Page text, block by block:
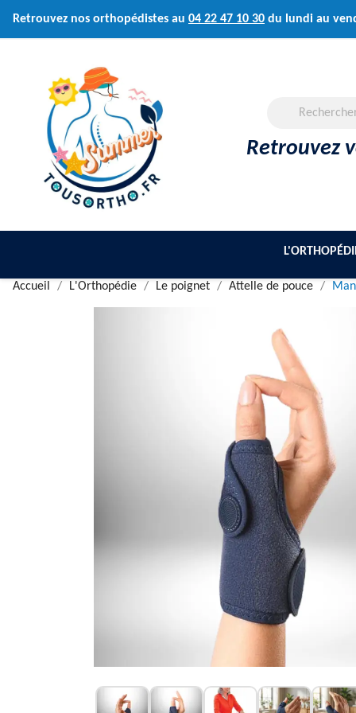
Retrouvez nos orthopédistes au 04 22 47 10 30 du lundi au
Retrouvez
Accueil L'Orthopédie Le poignet Attelle de pouce